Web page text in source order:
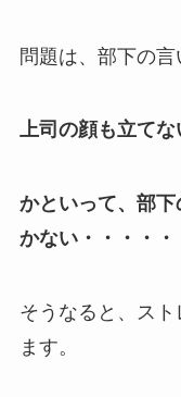
問題は、部下の言
上司の顔も立てな
かといって、部
かない・・・・・
そうなると、ス
ます。